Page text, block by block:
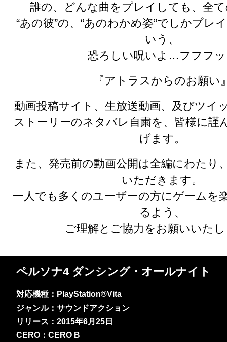
誰の、どんな曲をプレイしても、全
“あの彼”の、“あのわかめ姿”でしかプレ
いう、
恐ろしい呪いよ…フフフ
『アトラスからのお願い
動画投稿サイト、生放送動画、及びツイ
ストーリーのネタバレ自粛を、皆様に謹
げます。
また、発売前の動画公開は全編にわたり
いただきます。
一人でも多くのユーザーの方にゲームを
るよう、
ご理解とご協力をお願いいた
ペルソナ4 ダンシング・オールナイト
対応機種：PlayStation®Vita
ジャンル：サウンドアクション
リリース：2015年6月25日
CERO：CERO B